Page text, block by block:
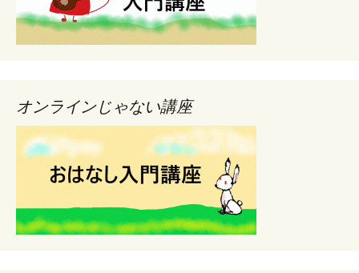
オンラインじゃない講座